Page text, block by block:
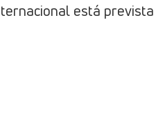
está prevista